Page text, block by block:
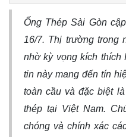
Ống Thép Sài Gòn
16/7. Thị trường trong
nhờ kỳ vọng kích thích
tin này mang đến tín
toàn cầu và đặc biệt
thép tại Việt Nam.
chóng và chính xác